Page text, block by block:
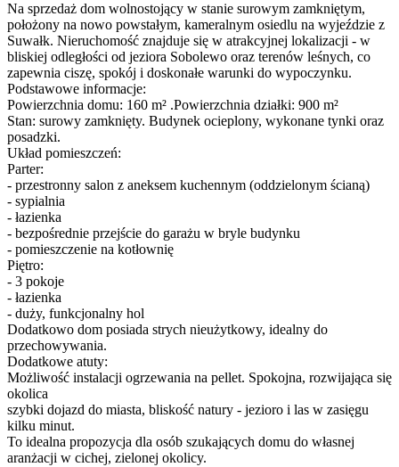
Na sprzedaż dom wolnostojący w stanie surowym zamkniętym,
położony na nowo powstałym, kameralnym osiedlu na wyjeździe z
Suwałk. Nieruchomość znajduje się w atrakcyjnej lokalizacji - w
bliskiej odległości od jeziora Sobolewo oraz terenów leśnych, co
zapewnia ciszę, spokój i doskonałe warunki do wypoczynku.
Podstawowe informacje:
Powierzchnia domu: 160 m² .Powierzchnia działki: 900 m²
Stan: surowy zamknięty. Budynek ocieplony, wykonane tynki oraz
posadzki.
Układ pomieszczeń:
Parter:
- przestronny salon z aneksem kuchennym (oddzielonym ścianą)
- sypialnia
- łazienka
- bezpośrednie przejście do garażu w bryle budynku
- pomieszczenie na kotłownię
Piętro:
- 3 pokoje
- łazienka
- duży, funkcjonalny hol
Dodatkowo dom posiada strych nieużytkowy, idealny do
przechowywania.
Dodatkowe atuty:
Możliwość instalacji ogrzewania na pellet. Spokojna, rozwijająca się
okolica
szybki dojazd do miasta, bliskość natury - jezioro i las w zasięgu
kilku minut.
To idealna propozycja dla osób szukających domu do własnej
aranżacji w cichej, zielonej okolicy.